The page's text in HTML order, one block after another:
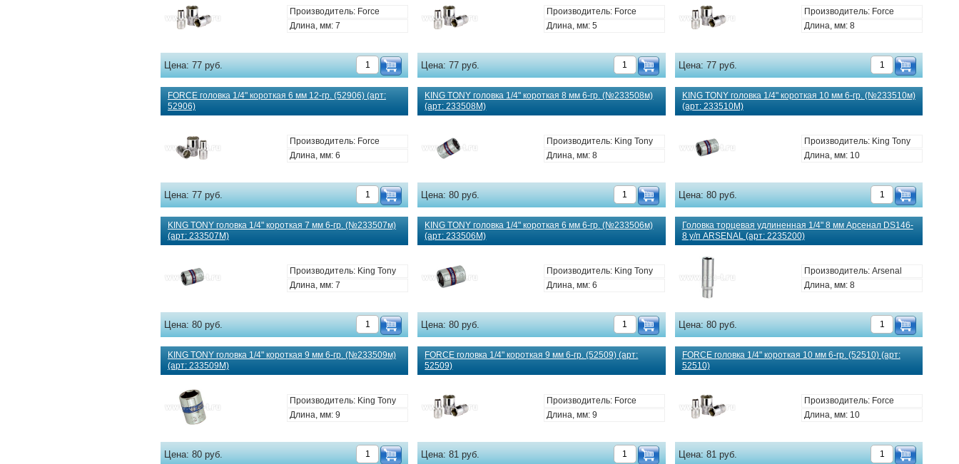
Производитель: Force
Длина, мм: 7
Цена:77 руб.
Производитель: Force
Длина, мм: 5
Цена:77 руб.
Производитель: Force
Длина, мм: 8
Цена:77 руб.
FORCE головка 1/4" короткая 6 мм 12-гр. (52906) (арт:
52906)
Производитель: Force
Длина, мм: 6
Цена:77 руб.
KING TONY головка 1/4" короткая 8 мм 6-гр. (№233508м)
(арт: 233508M)
Производитель: King Tony
Длина, мм: 8
Цена:80 руб.
KING TONY головка 1/4" короткая 10 мм 6-гр. (№233510м)
(арт: 233510M)
Производитель: King Tony
Длина, мм: 10
Цена:80 руб.
KING TONY головка 1/4" короткая 7 мм 6-гр. (№233507м)
(арт: 233507M)
Производитель: King Tony
Длина, мм: 7
Цена:80 руб.
KING TONY головка 1/4" короткая 6 мм 6-гр. (№233506м)
(арт: 233506M)
Производитель: King Tony
Длина, мм: 6
Цена:80 руб.
Головка торцевая удлиненная 1/4" 8 мм Арсенал DS146-
8 у/п ARSENAL (арт: 2235200)
Производитель: Arsenal
Длина, мм: 8
Цена:80 руб.
KING TONY головка 1/4" короткая 9 мм 6-гр. (№233509м)
(арт: 233509M)
Производитель: King Tony
Длина, мм: 9
Цена:80 руб.
FORCE головка 1/4" короткая 9 мм 6-гр. (52509) (арт:
52509)
Производитель: Force
Длина, мм: 9
Цена:81 руб.
FORCE головка 1/4" короткая 10 мм 6-гр. (52510) (арт:
52510)
Производитель: Force
Длина, мм: 10
Цена:81 руб.